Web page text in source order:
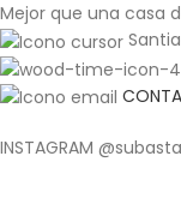
Mejor que una casa
INSTAGRAM